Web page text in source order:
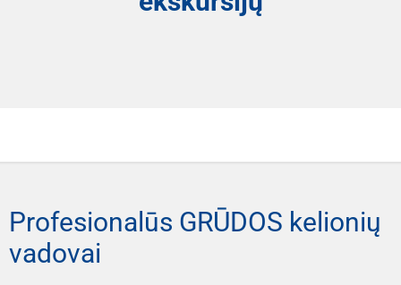
Profesionalūs GRŪDOS kelionių
vadovai